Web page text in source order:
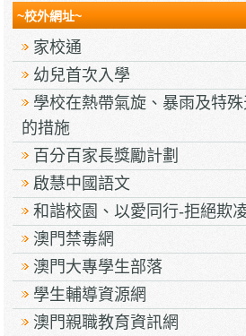
~校外網址~
家校通
幼兒首次入學
學校在熱帶氣旋、暴雨及特
的措施
百分百家長獎勵計劃
啟慧中國語文
和諧校園、以愛同行-拒絕欺
澳門禁毒網
澳門大專學生部落
學生輔導資源網
澳門親職教育資訊網